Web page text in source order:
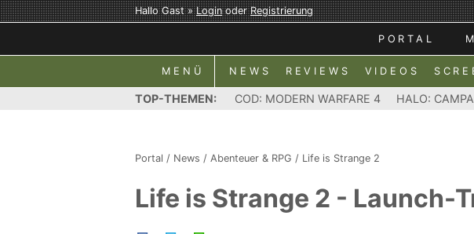
Hallo Gast »LoginoderRegistrierung
PORTAL
MENÜ NEWS REVIEWS VIDEOS
TOP-THEMEN: COD: MODERN WARFARE 4 HALO:
Portal / News / Abenteuer & RPG / Life is Strange 2
Life is Strange 2 - Launch-